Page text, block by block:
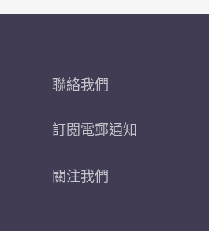
聯絡我們
訂閱電郵通知
關注我們